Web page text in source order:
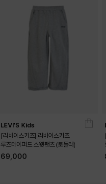
LEVI'S Kids
[리바이스키즈] 리바이스키즈
루즈테이퍼드 스웻팬츠 (토들러)
69,000